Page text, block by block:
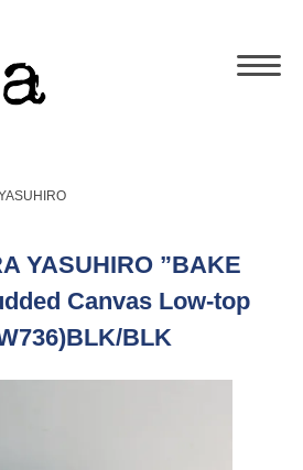
YASUHIRO ”BAKE
Canvas Low-top
BLK